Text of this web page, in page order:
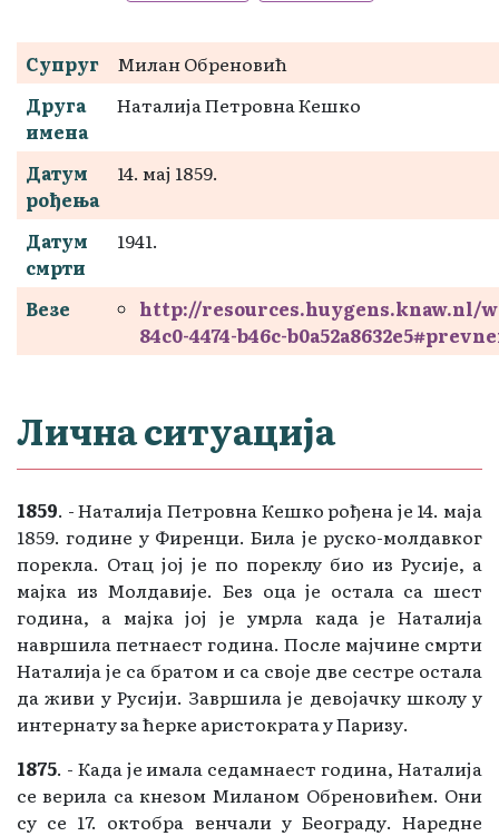
Супруг
Милан Обреновић
Друга
имена
Наталија Петровна Кешко
Датум
рођења
14. мај 1859.
Датум
смрти
1941.
Везе
http://resources.huygens.knaw.nl/
84c0-4474-b46c-
Лична ситуација
1859. - Наталија Петровна Кешко рођена је 14. маја
1859. године у Фиренци. Била је руско-молдавког
порекла. Отац јој је по пореклу био из Русије, а
мајка из Молдавије. Без оца је остала са шест
година, а мајка јој је умрла када је Наталија
навршила петнаест година. После мајчине смрти
Наталија је са братом и са своје две сестре остала
да живи у Русији. Завршила је девојачку школу у
интернату за ћерке аристократа у Паризу.
1875. - Када је имала седамнаест година, Наталија
се верила са кнезом Миланом Обреновићем. Они
су се 17. октобра венчали у Београду. Наредне